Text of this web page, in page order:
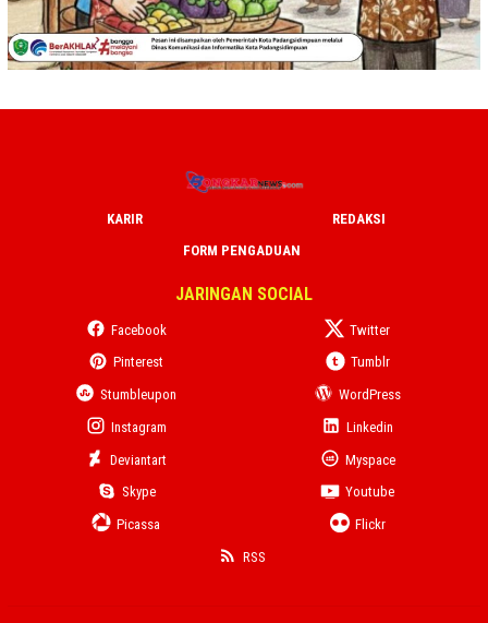
KARIR
REDAKSI
FORM PENGADUAN
JARINGAN SOCIAL
Facebook
Twitter
Pinterest
Tumblr
Stumbleupon
WordPress
Instagram
Linkedin
Deviantart
Myspace
Skype
Youtube
Picassa
Flickr
RSS